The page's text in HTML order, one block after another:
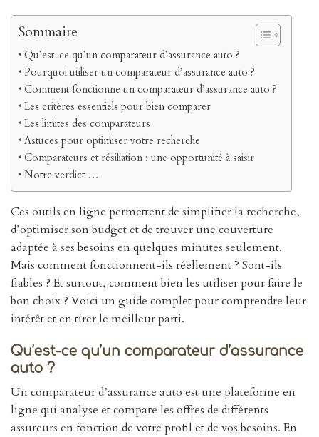
Sommaire
Qu’est-ce qu’un comparateur d’assurance auto ?
Pourquoi utiliser un comparateur d’assurance auto ?
Comment fonctionne un comparateur d’assurance auto ?
Les critères essentiels pour bien comparer
Les limites des comparateurs
Astuces pour optimiser votre recherche
Comparateurs et résiliation : une opportunité à saisir
Notre verdict …
Ces outils en ligne permettent de simplifier la recherche,
d’optimiser son budget et de trouver une couverture
adaptée à ses besoins en quelques minutes seulement.
Mais comment fonctionnent-ils réellement ? Sont-ils
fiables ? Et surtout, comment bien les utiliser pour faire le
bon choix ? Voici un guide complet pour comprendre leur
intérêt et en tirer le meilleur parti.
Qu’est-ce qu’un comparateur d’assurance
auto ?
Un comparateur d’assurance auto est une plateforme en
ligne qui analyse et compare les offres de différents
assureurs en fonction de votre profil et de vos besoins. En